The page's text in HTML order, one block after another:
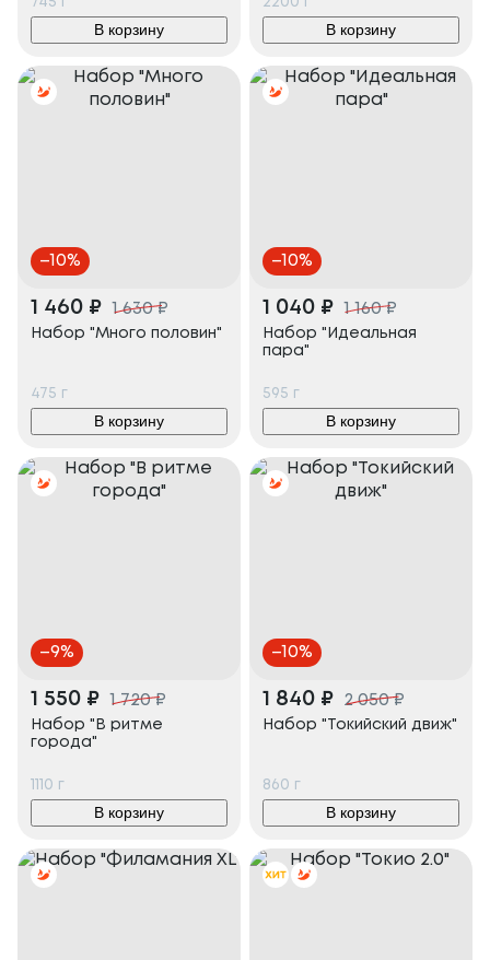
В корзину В корзину
–10%
1 460 ₽ 1 630₽
Набор "Много половин"
475 г
В корзину
–10%
1 040 ₽ 1 160₽
Набор "Идеальная
пара"
595 г
В корзину
–9%
1 550 ₽ 1 720₽
Набор "В ритме
города"
1110 г
В корзину
–10%
1 840 ₽ 2 050₽
Набор "Токийский движ"
860 г
В корзину